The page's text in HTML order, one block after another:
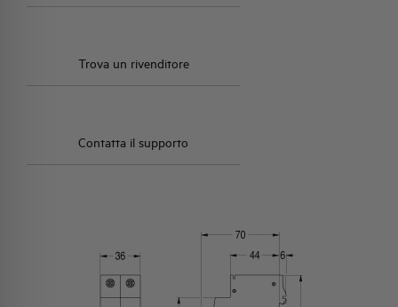
Trova un rivenditore
Contatta il supporto